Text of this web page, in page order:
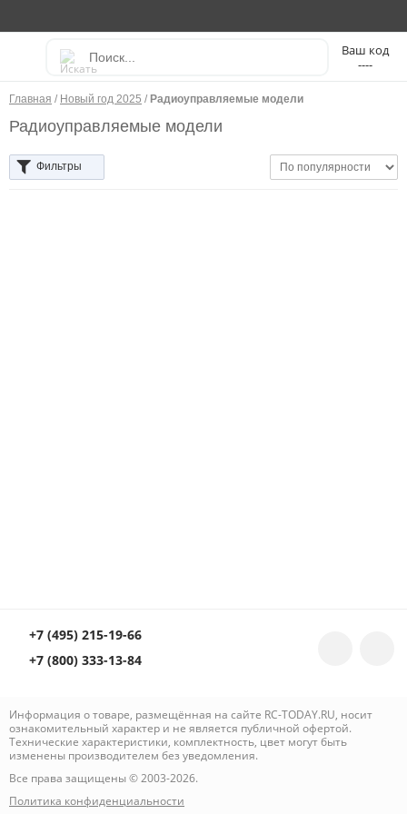
----
Главная / Новый год 2025 / Радиоуправляемые модели
Радиоуправляемые модели
Фильтры
+7 (495) 215-19-66
+7 (800) 333-13-84
Информация о товаре, размещённая на сайте RC-TODAY.RU, носит
ознакомительный характер и не является публичной офертой.
Технические характеристики, комплектность, цвет могут быть
изменены производителем без уведомления.
Все права защищены © 2003-2026.
Политика конфиденциальности